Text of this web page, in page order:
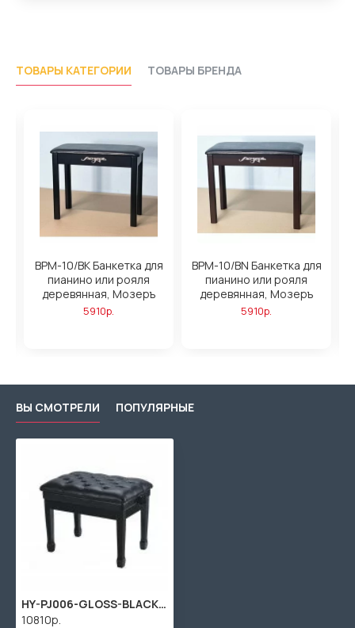
ТОВАРЫ КАТЕГОРИИ ТОВАРЫ БРЕНДА
BPM-10/BK Банкетка для
пианино или рояля
деревянная, Мозеръ
5910р.
BPM-10/BN Банкетка для
пианино или рояля
деревянная, Мозеръ
5910р.
ВЫ СМОТРЕЛИ ПОПУЛЯРНЫЕ
HY-PJ006-GLOSS-BLACK Банкетка, черная, искусственная кожа, Rin
10810р.